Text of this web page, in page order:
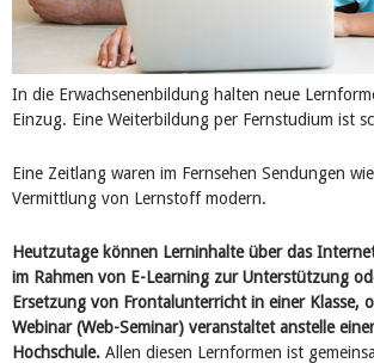
In die Erwachsenenbildung halten neue
Einzug. Eine Weiterbildung per Fernstudium ist
Eine Zeitlang waren im Fernsehen Sendungen
Vermittlung von Lernstoff modern.
Heutzutage können Lerninhalte über das
im Rahmen von E-Learning zur Unterstützung
Ersetzung von Frontalunterricht in einer Klasse,
Webinar (Web-Seminar) veranstaltet anstelle
Hochschule. Allen diesen Lernformen ist